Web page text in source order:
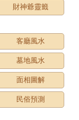
財神爺靈籤
客廳風水
墓地風水
面相圖解
民俗預測